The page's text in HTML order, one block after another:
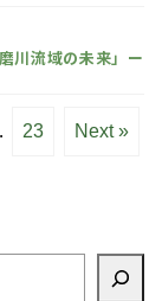
川流域の未来」ー
23 Next »